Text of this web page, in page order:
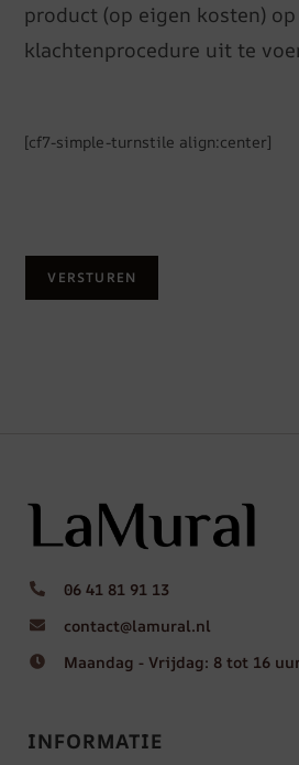
product (op eigen kosten)
klachtenprocedure uit te
[cf7-simple-turnstile align:center]
06 41 81 91 13
contact@lamural.nl
Maandag - Vrijdag: 8 tot 16
INFORMATIE